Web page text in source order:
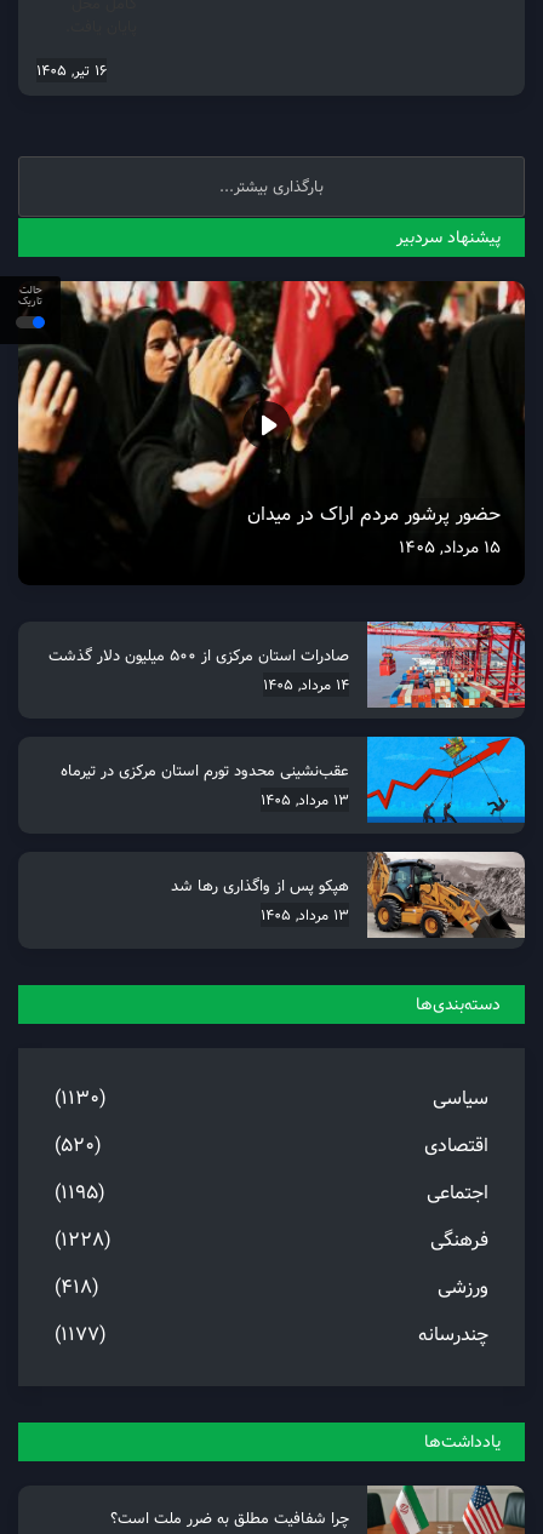
حالت
تاریک
16 تیر, 1405
بارگذاری بیشتر...
پیشنهاد سردبیر
حضور پرشور مردم اراک در میدان
15 مرداد, 1405
صادرات استان مرکزی از 500 میلیون دلار گذشت
14 مرداد, 1405
عقب‌نشینی محدود تورم استان مرکزی در تیرماه
13 مرداد, 1405
هپکو پس از واگذاری رها شد
13 مرداد, 1405
دسته‌بندی‌ها
سیاسی
(1130)
اقتصادی
(520)
اجتماعی
(1195)
فرهنگی
(1228)
ورزشی
(418)
چندرسانه
(1177)
یادداشت‌ها
چرا شفافیت مطلق به ضرر ملت است؟